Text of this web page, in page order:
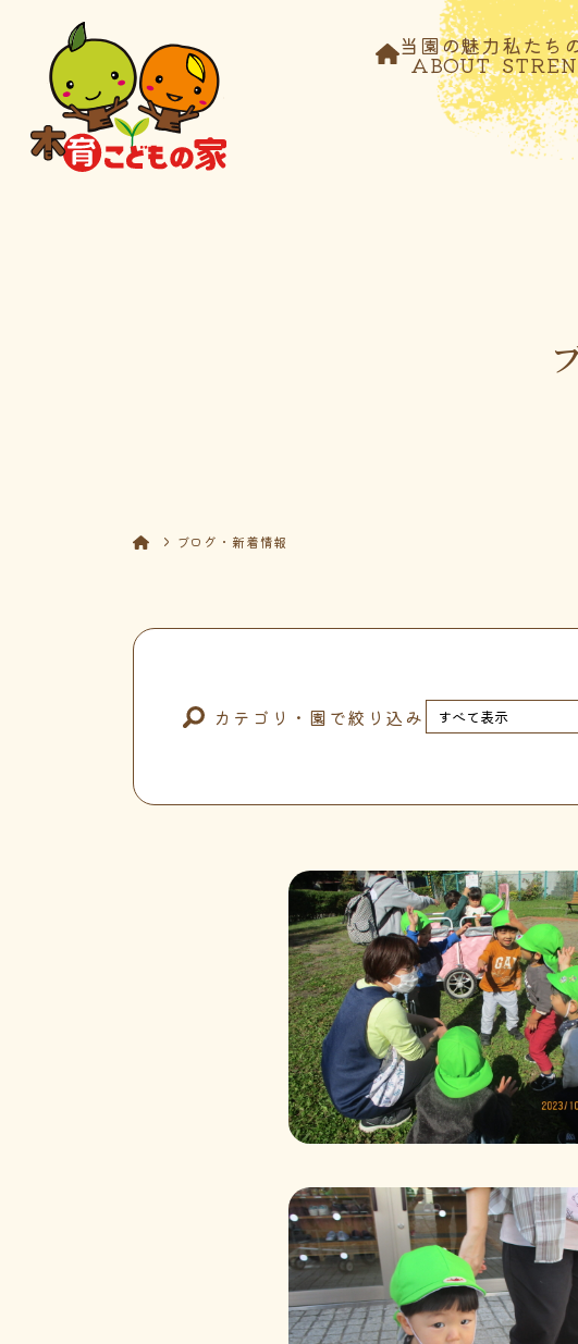
当園の魅力
ABOUT
私たち
ブログ・新着情報
カテゴリ・園で絞り込み